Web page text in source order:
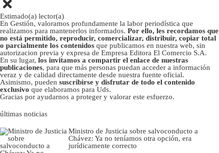
Estimado(a) lector(a)
En Gestión, valoramos profundamente la labor periodística que
realizamos para mantenerlos informados. Por ello, les recordamos que
no está permitido, reproducir, comercializar, distribuir, copiar total
o parcialmente los contenidos que publicamos en nuestra web, sin
autorizacion previa y expresa de Empresa Editora El Comercio S.A.
En su lugar, los invitamos a compartir el enlace de nuestras
publicaciones, para que más personas puedan acceder a información
veraz y de calidad directamente desde nuestra fuente oficial.
Asimismo, pueden suscribirse y disfrutar de todo el contenido
exclusivo que elaboramos para Uds.
Gracias por ayudarnos a proteger y valorar este esfuerzo.
últimas noticias
Ministro de Justicia sobre salvoconducto a
Chávez: Ya no teníamos otra opción, era
jurídicamente correcto